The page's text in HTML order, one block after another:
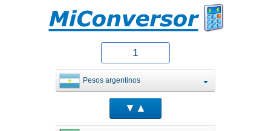
Pesos argentinos